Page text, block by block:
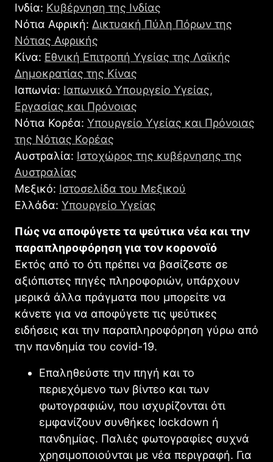
Ινδία: Κυβέρνηση της Ινδίας
Νότια Αφρική: Δικτυακή Πύλη Πόρων της
Νότιας Αφρικής
Κίνα: Εθνική Επιτροπή Υγείας της Λαϊκής
Δημοκρατίας της Κίνας
Ιαπωνία: Ιαπωνικό Υπουργείο Υγείας,
Εργασίας και Πρόνοιας
Νότια Κορέα: Υπουργείο Υγείας και Πρόνοιας
της Νότιας Κορέας
Αυστραλία: Ιστοχώρος της κυβέρνησης της
Αυστραλίας
Μεξικό: Ιστοσελίδα του Μεξικού
Ελλάδα: Υπουργείο Υγείας
Πώς να αποφύγετε τα ψεύτικα νέα και την
παραπληροφόρηση για τον κορονοϊό
Εκτός από το ότι πρέπει να βασίζεστε σε
αξιόπιστες πηγές πληροφοριών, υπάρχουν
μερικά άλλα πράγματα που μπορείτε να
κάνετε για να αποφύγετε τις ψεύτικες
ειδήσεις και την παραπληροφόρηση γύρω από
την πανδημία του covid-19.
Επαληθεύστε την πηγή και το
περιεχόμενο των βίντεο και των
φωτογραφιών, που ισχυρίζονται ότι
εμφανίζουν συνθήκες lockdown ή
πανδημίας. Παλιές φωτογραφίες συχνά
χρησιμοποιούνται με νέα περιγραφή. Για